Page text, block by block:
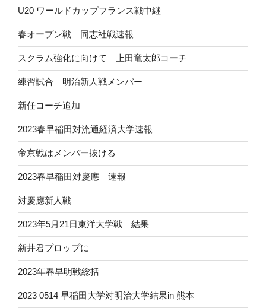
U20 ワールドカップフランス戦中継
春オープン戦 同志社戦速報
スクラム強化に向けて 上田竜太郎コーチ
練習試合 明治新人戦メンバー
新任コーチ追加
2023春早稲田対流通経済大学速報
帝京戦はメンバー抜ける
2023春早稲田対慶應 速報
対慶應新人戦
2023年5月21日東洋大学戦 結果
新井君プロップに
2023年春早明戦総括
2023 0514 早稲田大学対明治大学結果in 熊本